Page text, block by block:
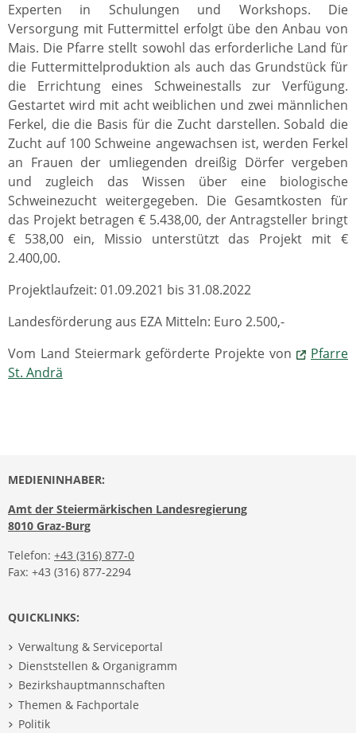
Experten in Schulungen und Workshops. Die
Versorgung mit Futtermittel erfolgt übe den Anbau von
Mais. Die Pfarre stellt sowohl das erforderliche Land für
die Futtermittelproduktion als auch das Grundstück für
die Errichtung eines Schweinestalls zur Verfügung.
Gestartet wird mit acht weiblichen und zwei männlichen
Ferkel, die die Basis für die Zucht darstellen. Sobald die
Zucht auf 100 Schweine angewachsen ist, werden Ferkel
an Frauen der umliegenden dreißig Dörfer vergeben
und zugleich das Wissen über eine biologische
Schweinezucht weitergegeben. Die Gesamtkosten für
das Projekt betragen € 5.438,00, der Antragsteller bringt
€ 538,00 ein, Missio unterstützt das Projekt mit €
2.400,00.
Projektlaufzeit: 01.09.2021 bis 31.08.2022
Landesförderung aus EZA Mitteln: Euro 2.500,-
Vom Land Steiermark geförderte Projekte von
Pfarre
St. Andrä
MEDIENINHABER:
Amt der Steiermärkischen Landesregierung
8010 Graz-Burg
Telefon: +43 (316) 877-0
Fax: +43 (316) 877-2294
QUICKLINKS:
Verwaltung & Serviceportal
Dienststellen & Organigramm
Bezirkshauptmannschaften
Themen & Fachportale
Politik